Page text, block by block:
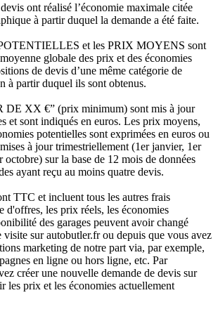
ont réalisé l’économie maximale citée
à partir duquel la demande a été faite.
et les PRIX MOYENS sont
globale des prix et des économies
de devis d’une même catégorie de
à partir duquel ils sont obtenus.
DE XX €” (prix minimum) sont mis à jour
et sont indiqués en euros. Les prix moyens,
potentielles sont exprimées en euros ou
à jour trimestriellement (1er janvier, 1er
sur la base de 12 mois de données
ayant reçu au moins quatre devis.
TTC et incluent tous les autres frais
d'offres, les prix réels, les économies
des garages peuvent avoir changé
visite sur autobutler.fr ou depuis que vous avez
marketing de notre part via, par exemple,
en ligne ou hors ligne, etc. Par
créer une nouvelle demande de devis sur
les prix et les économies actuellement